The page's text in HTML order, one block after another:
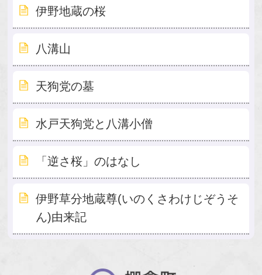
伊野地蔵の桜
八溝山
天狗党の墓
水戸天狗党と八溝小僧
「逆さ桜」のはなし
伊野草分地蔵尊(いのくさわけじぞうそ
ん)由来記